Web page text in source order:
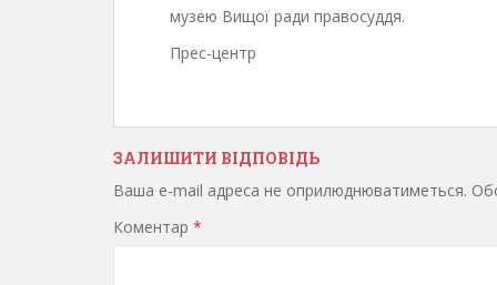
музею Вищої ради правосуддя.
Прес-центр
ЗАЛИШИТИ ВІДПОВІДЬ
Ваша e-mail адреса не оприлюднюватиметься.
Коментар *